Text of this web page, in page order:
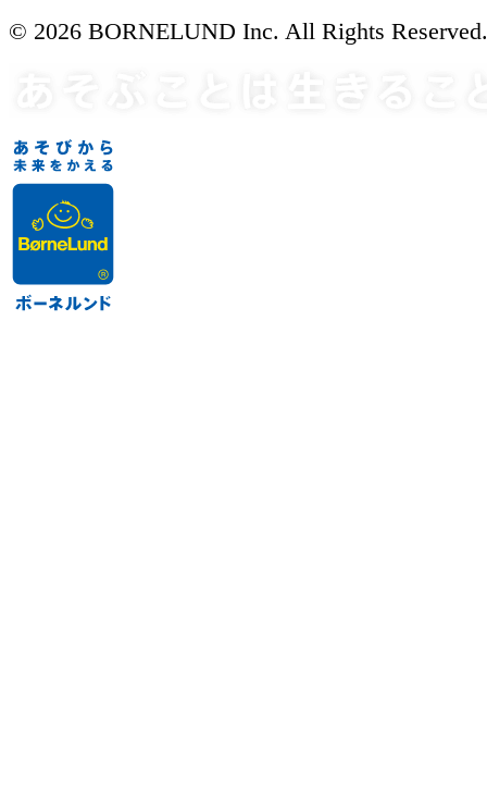
© 2026 BORNELUND Inc. All Rights Reserved.